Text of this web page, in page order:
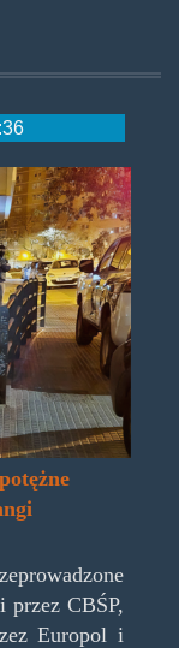
przez CBŚP,
Europol i